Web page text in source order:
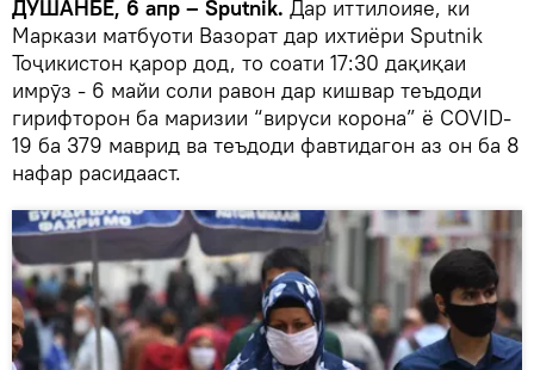
ДУШАНБЕ, 6 апр – Sputnik. Дар иттилоияе, ки
Маркази матбуоти Вазорат дар ихтиёри Sputnik
Тоҷикистон қарор дод, то соати 17:30 дақиқаи
имрӯз - 6 майи соли равон дар кишвар теъдоди
гирифторон ба маризии “вируси корона” ё COVID-
19 ба 379 маврид ва теъдоди фавтидагон аз он ба 8
нафар расидааст.